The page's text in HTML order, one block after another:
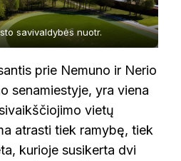
savivaldybės nuotr.
prie Nemuno ir Nerio
senamiestyje, yra viena
vietų
atrasti tiek ramybę, tiek
kurioje susikerta dvi